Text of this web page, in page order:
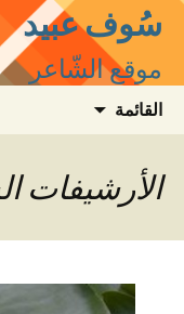
سُوف عبيد
موقع الشّاعر
القائمة
الأرشيفات